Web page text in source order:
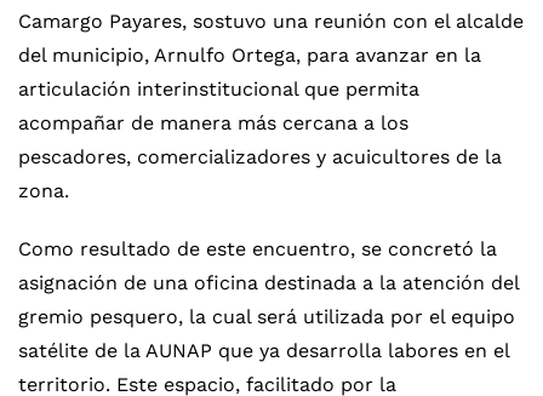
Camargo Payares, sostuvo una reunión con el alcalde
del municipio, Arnulfo Ortega, para avanzar en la
articulación interinstitucional que permita
acompañar de manera más cercana a los
pescadores, comercializadores y acuicultores de la
zona.
Como resultado de este encuentro, se concretó la
asignación de una oficina destinada a la atención del
gremio pesquero, la cual será utilizada por el equipo
satélite de la AUNAP que ya desarrolla labores en el
territorio. Este espacio, facilitado por la